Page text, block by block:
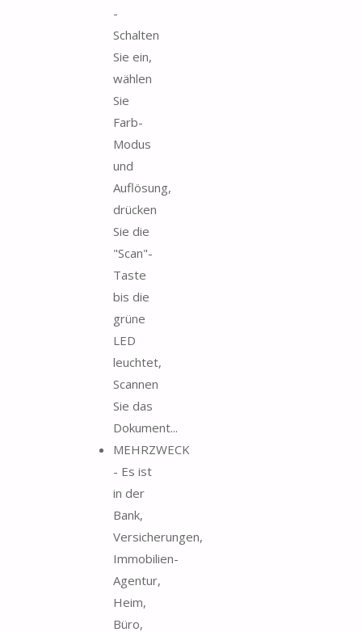
-
Schalten
Sie ein,
wählen
Sie
Farb-
Modus
und
Auflösung,
drücken
Sie die
"Scan"-
Taste
bis die
grüne
LED
leuchtet,
Scannen
Sie das
Dokument...
MEHRZWECK
- Es ist
in der
Bank,
Versicherungen,
Immobilien-
Agentur,
Heim,
Büro,